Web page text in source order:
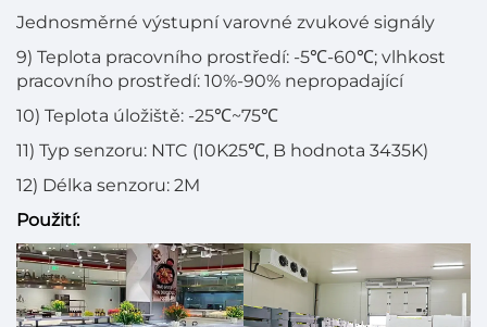
Jednosměrné výstupní varovné zvukové signály
9) Teplota pracovního prostředí: -5℃-60℃; vlhkost
pracovního prostředí: 10%-90% nepropadající
10) Teplota úložiště: -25℃~75℃
11) Typ senzoru: NTC (10K25℃, B hodnota 3435K)
12) Délka senzoru: 2M
Použití: